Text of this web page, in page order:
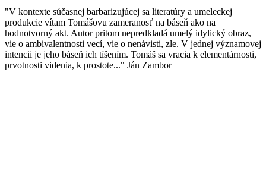
"V kontexte súčasnej barbarizujúcej sa literatúry a umeleckej
produkcie vítam Tomášovu zameranosť na báseň ako na
hodnotvorný akt. Autor pritom nepredkladá umelý idylický obraz,
vie o ambivalentnosti vecí, vie o nenávisti, zle. V jednej významovej
intencii je jeho báseň ich tíšením. Tomáš sa vracia k elementárnosti,
prvotnosti videnia, k prostote..." Ján Zambor